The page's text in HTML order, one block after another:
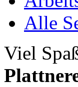
Alle
Viel